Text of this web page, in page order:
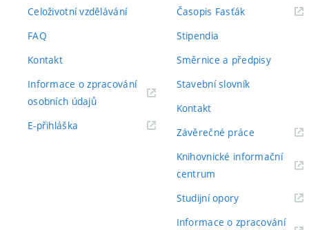
Celoživotní vzdělávání
FAQ
Kontakt
Informace o zpracování
osobních údajů(externí
E-přihláška
Časopis Fasťák(externí
Stipendia
Směrnice a předpisy
Stavební slovník
Kontakt
Závěrečné práce(externí
Knihovnické informační
centrum
Studijní opory(externí
Informace o zpracování